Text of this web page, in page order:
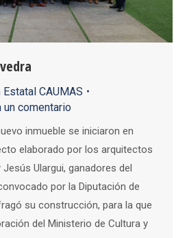
CAUMAS
un comentario
inmueble se iniciaron en
elaborado por los arquitectos
Ulargui, ganadores del
por la Diputación de
su construcción, para la que
del Ministerio de Cultura y